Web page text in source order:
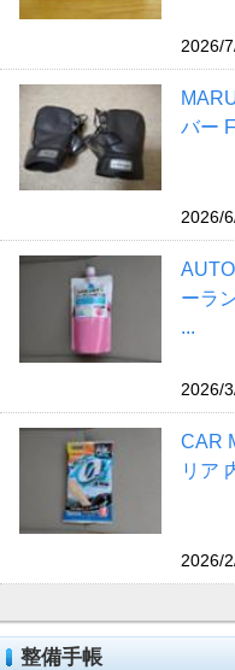
2026/
バー
2026/
ーラ
...
2026/
CAR
リア
2026/
整備手帳